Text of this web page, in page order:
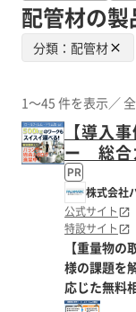
配管材の製
分類：配管材
1～45 件を表示／
【導入
ー 総合
PR
株式会社
公式サイト
特設サイト
【重量物
様の課題を
応じた無料